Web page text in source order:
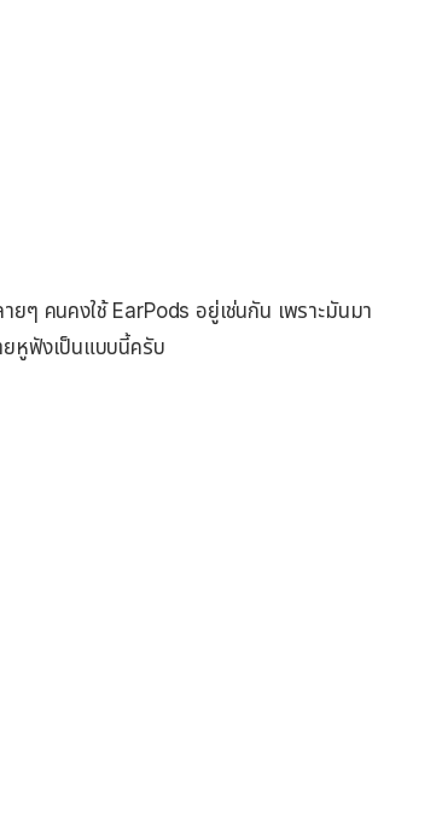
ๆ คนคงใช้ EarPods อยู่เช่นกัน เพราะมันมา
หูฟังเป็นแบบนี้ครับ